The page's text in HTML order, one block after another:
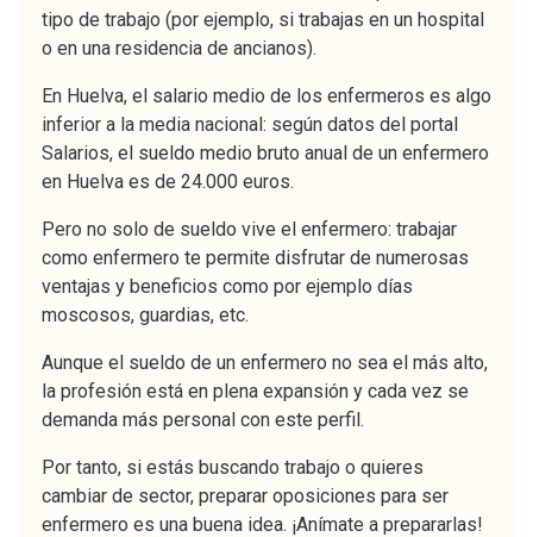
tipo de trabajo (por ejemplo, si trabajas en un hospital
o en una residencia de ancianos).
En Huelva, el salario medio de los enfermeros es algo
inferior a la media nacional: según datos del portal
Salarios, el sueldo medio bruto anual de un enfermero
en Huelva es de 24.000 euros.
Pero no solo de sueldo vive el enfermero: trabajar
como enfermero te permite disfrutar de numerosas
ventajas y beneficios como por ejemplo días
moscosos, guardias, etc.
Aunque el sueldo de un enfermero no sea el más alto,
la profesión está en plena expansión y cada vez se
demanda más personal con este perfil.
Por tanto, si estás buscando trabajo o quieres
cambiar de sector, preparar oposiciones para ser
enfermero es una buena idea. ¡Anímate a prepararlas!